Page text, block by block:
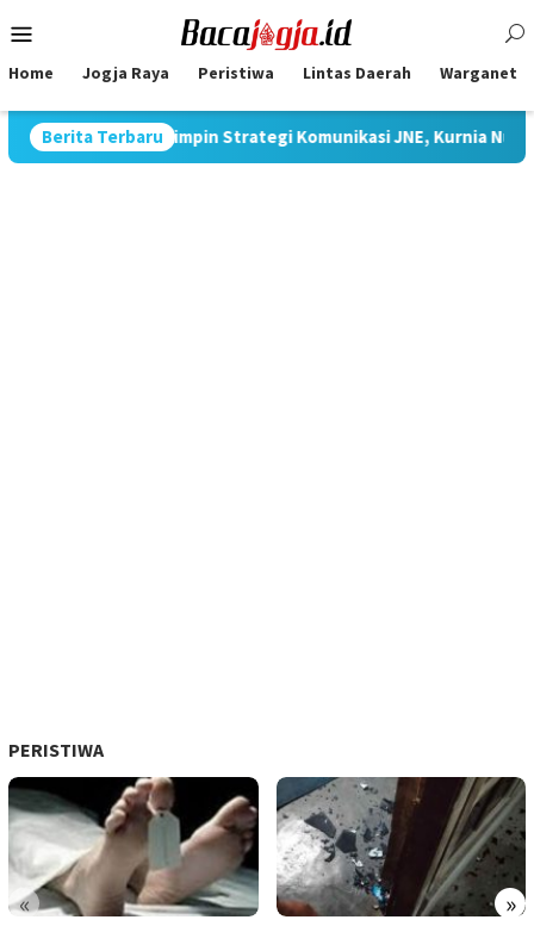
to
Menu
Home Jogja Raya Peristiwa Lintas Daerah Warganet
Berita TerbaruPimpin Strategi Komunikasi JNE, Kurnia Nugraha
PERISTIWA
« »